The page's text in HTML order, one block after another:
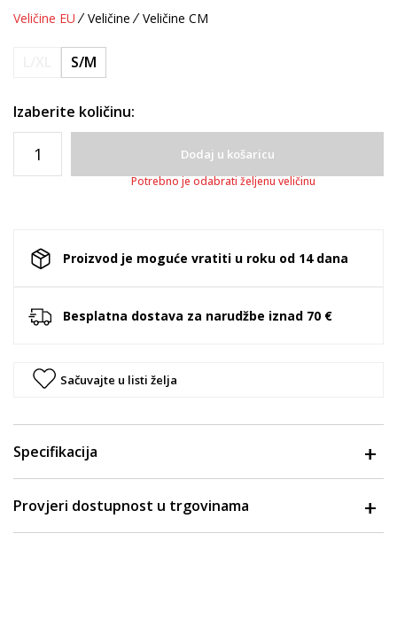
Veličine EU Veličine Veličine CM
S/M
Izaberite količinu:
Dodaj u košaricu
Potrebno je odabrati željenu veličinu
Proizvod je moguće vratiti u roku od 14 dana
Besplatna dostava za narudžbe iznad 70 €
Sačuvajte u listi želja
Specifikacija
Provjeri dostupnost u trgovinama